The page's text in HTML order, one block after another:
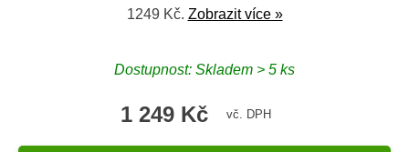
1249 Kč. Zobrazit více »
Dostupnost: Skladem > 5 ks
1 249 Kč vč. DPH